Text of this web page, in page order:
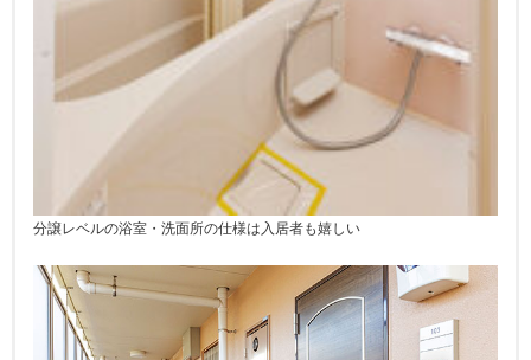
分譲レベルの浴室・洗面所の仕様は入居者も嬉しい